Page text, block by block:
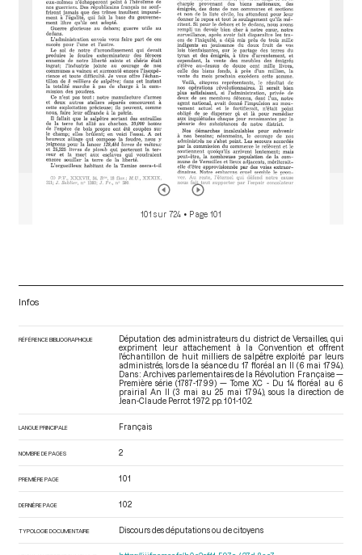
101 sur 724 • Page 101
Infos
RÉFÉRENCE BIBLIOGRAPHIQUE
Députation des administrateurs du district de Versailles, qui
expriment leur attachement à la Convention et offrent
l'échantillon de huit milliers de salpêtre exploité par leurs
administrés, lors de la séance du 17 floréal an II (6 mai 1794).
Dans : Archives parlementaires de la Révolution Française —
Première série (1787-1799) — Tome XC - Du 14 floréal au 6
prairial An II (3 mai au 25 mai 1794), sous la direction de
Jean-Claude Perrot. 1972. pp. 101-102.
LANGUE PRINCIPALE Français
NOMBRE DE PAGES 2
PREMIÈRE PAGE 101
DERNIÈRE PAGE 102
TYPOLOGIE DOCUMENTAIRE Discours des députations ou de citoyens